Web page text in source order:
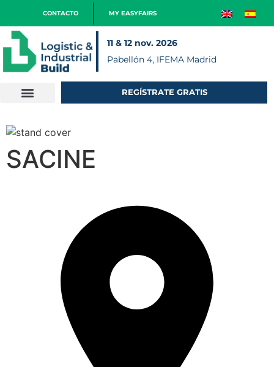
CONTACTO MY EASYFAIRS
11 & 12 nov. 2026
Pabellón 4, IFEMA Madrid
REGÍSTRATE GRATIS
SACINE